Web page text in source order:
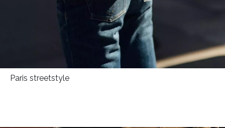
Paris streetstyle